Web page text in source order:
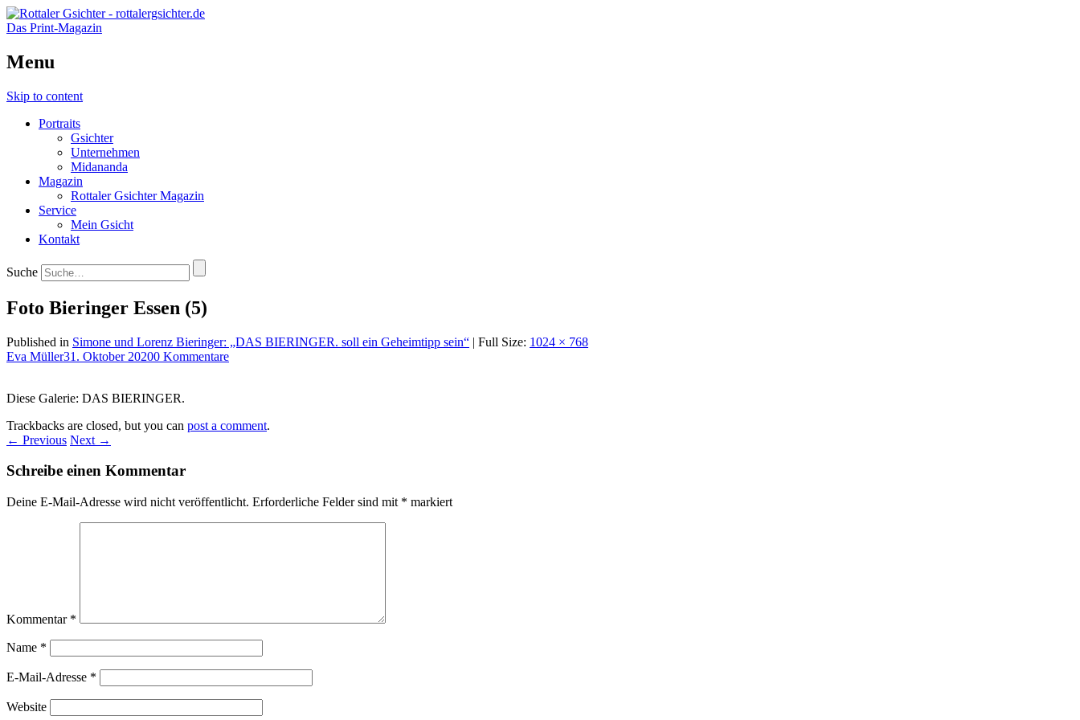
Das Print-Magazin
Menu
Skip to content
Portraits
Gsichter
Unternehmen
Midananda
Magazin
Rottaler Gsichter Magazin
Service
Mein Gsicht
Kontakt
Suche
Foto Bieringer Essen (5)
Published in Simone und Lorenz Bieringer: „DAS BIERINGER. soll ein Geheimtipp sein“ | Full Size: 1024 × 768
Eva Müller31. Oktober 20200 Kommentare
Diese Galerie: DAS BIERINGER.
Trackbacks are closed, but you can post a comment.
← Previous Next →
Schreibe einen Kommentar
Deine E-Mail-Adresse wird nicht veröffentlicht. Erforderliche Felder sind mit * markiert
Kommentar *
Name *
E-Mail-Adresse *
Website